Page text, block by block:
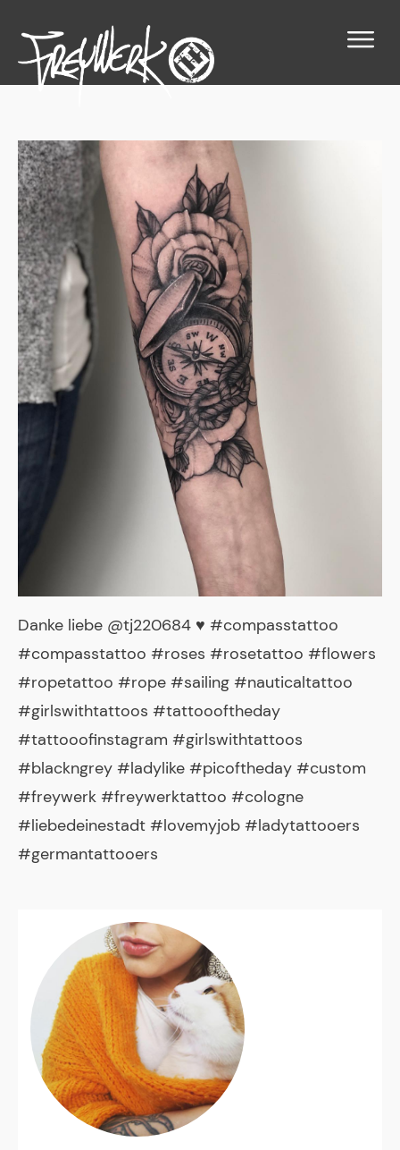
Danke liebe @tj220684 ♥️ #compasstattoo
#compasstattoo #roses #rosetattoo #flowers
#ropetattoo #rope #sailing #nauticaltattoo
#girlswithtattoos #tattoooftheday
#tattooofinstagram #girlswithtattoos
#blackngrey #ladylike #picoftheday #custom
#freywerk #freywerktattoo #cologne
#liebedeinestadt #lovemyjob #ladytattooers
#germantattooers